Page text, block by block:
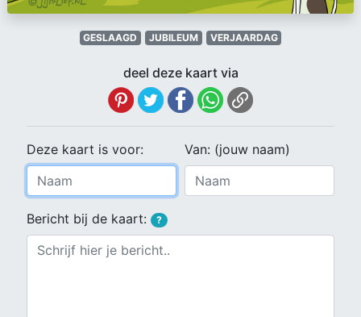
GESLAAGD JUBILEUM VERJAARDAG
deel deze kaart via
Deze kaart is voor: Van: (jouw naam)
Bericht bij de kaart: ?